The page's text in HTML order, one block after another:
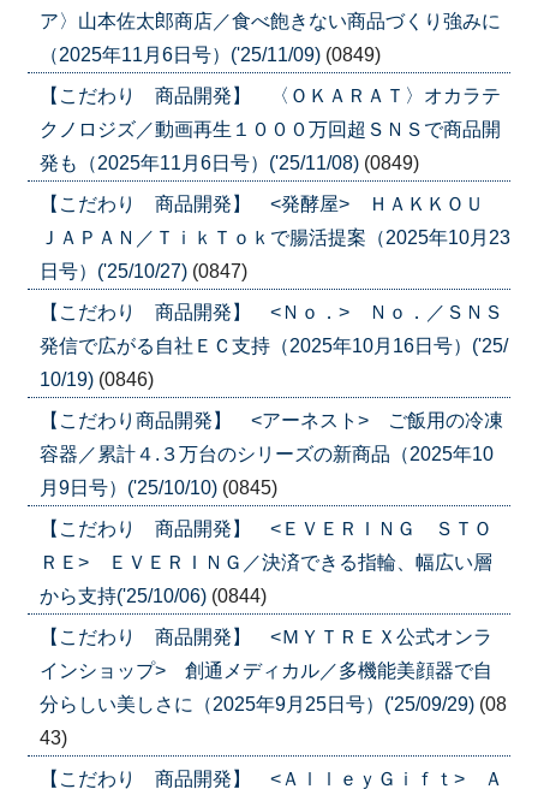
ア〉山本佐太郎商店／食べ飽きない商品づくり強みに
（2025年11月6日号）('25/11/09) (0849)
【こだわり 商品開発】 〈ＯＫＡＲＡＴ〉オカラテ
クノロジズ／動画再生１０００万回超ＳＮＳで商品開
発も（2025年11月6日号）('25/11/08) (0849)
【こだわり 商品開発】 <発酵屋> ＨＡＫＫＯＵ
ＪＡＰＡＮ／ＴｉｋＴｏｋで腸活提案（2025年10月23
日号）('25/10/27) (0847)
【こだわり 商品開発】 <Ｎｏ．> Ｎｏ．／ＳＮＳ
発信で広がる自社ＥＣ支持（2025年10月16日号）('25/
10/19) (0846)
【こだわり商品開発】 <アーネスト> ご飯用の冷凍
容器／累計４.３万台のシリーズの新商品（2025年10
月9日号）('25/10/10) (0845)
【こだわり 商品開発】 <ＥＶＥＲＩＮＧ ＳＴＯ
ＲＥ> ＥＶＥＲＩＮＧ／決済できる指輪、幅広い層
から支持('25/10/06) (0844)
【こだわり 商品開発】 <ＭＹＴＲＥＸ公式オンラ
インショップ> 創通メディカル／多機能美顔器で自
分らしい美しさに（2025年9月25日号）('25/09/29) (08
43)
【こだわり 商品開発】 <ＡｌｌｅｙＧｉｆｔ> Ａ